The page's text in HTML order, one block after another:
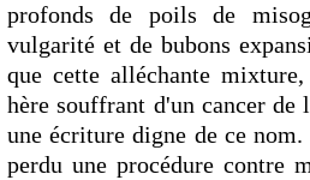
profonds de poils de
vulgarité et de bubons
que cette alléchante
hère souffrant d'un cancer de
une écriture digne de ce
perdu une procédure